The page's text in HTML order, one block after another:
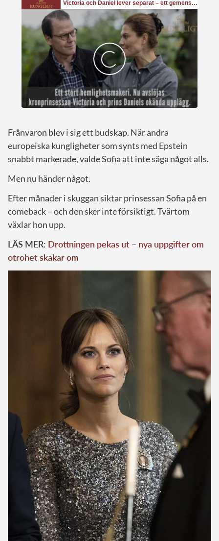
Frånvaron blev i sig ett budskap. När andra
europeiska kungligheter som synts med Epstein
snabbt markerade, valde Sofia att inte säga något alls.
Men nu händer något.
Efter månader i skuggan siktar prinsessan Sofia på en
comeback – och den sker inte försiktigt. Tvärtom
växlar hon upp.
LÄS MER: Drottningen pekas ut – nya uppgifter om
otrohet skakar om